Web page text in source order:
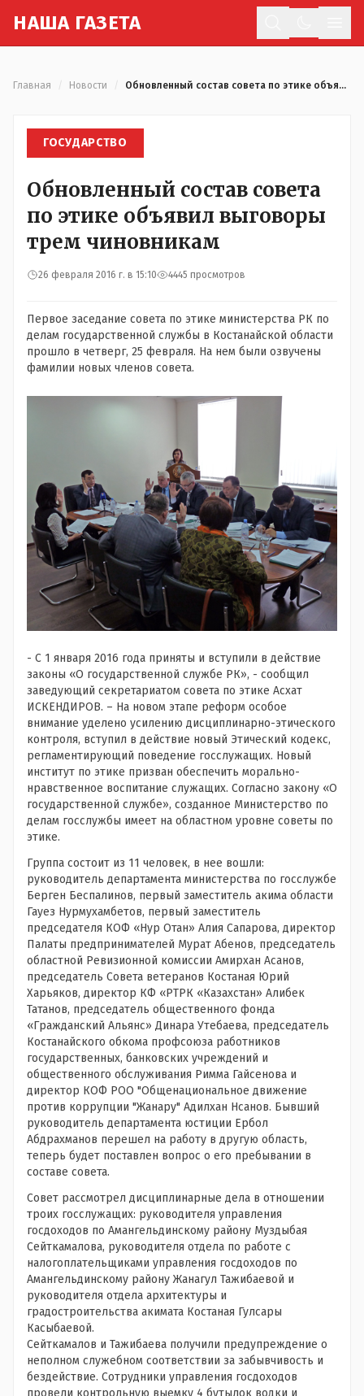
НАША ГАЗЕТА
Главная Новости Обновленный состав совета по этике объявил выговоры трем чиновникам
ГОСУДАРСТВО
Обновленный состав совета
по этике объявил выговоры
трем чиновникам
26 февраля 2016 г. в 15:10 4445 просмотров
Первое заседание совета по этике министерства РК по
делам государственной службы в Костанайской области
прошло в четверг, 25 февраля. На нем были озвучены
фамилии новых членов совета.
- С 1 января 2016 года приняты и вступили в действие
законы «О государственной службе РК», - сообщил
заведующий секретариатом совета по этике Асхат
ИСКЕНДИРОВ. – На новом этапе реформ особое
внимание уделено усилению дисциплинарно-этического
контроля, вступил в действие новый Этический кодекс,
регламентирующий поведение госслужащих. Новый
институт по этике призван обеспечить морально-
нравственное воспитание служащих. Согласно закону «О
государственной службе», созданное Министерство по
делам госслужбы имеет на областном уровне советы по
этике.
Группа состоит из 11 человек, в нее вошли:
руководитель департамента министерства по госслужбе
Берген Беспалинов, первый заместитель акима области
Гауез Нурмухамбетов, первый заместитель
председателя КОФ «Нур Отан» Алия Сапарова, директор
Палаты предпринимателей Мурат Абенов, председатель
областной Ревизионной комиссии Амирхан Асанов,
председатель Совета ветеранов Костаная Юрий
Харьяков, директор КФ «РТРК «Казахстан» Алибек
Татанов, председатель общественного фонда
«Гражданский Альянс» Динара Утебаева, председатель
Костанайского обкома профсоюза работников
государственных, банковских учреждений и
общественного обслуживания Римма Гайсенова и
директор КОФ РОО "Общенациональное движение
против коррупции "Жанару" Адилхан Нсанов. Бывший
руководитель департамента юстиции Ербол
Абдрахманов перешел на работу в другую область,
теперь будет поставлен вопрос о его пребывании в
составе совета.
Совет рассмотрел дисциплинарные дела в отношении
троих госслужащих: руководителя управления
госдоходов по Амангельдинскому району Муздыбая
Сейткамалова, руководителя отдела по работе с
налогоплательщиками управления госдоходов по
Амангельдинскому району Жанагул Тажибаевой и
руководителя отдела архитектуры и
градостроительства акимата Костаная Гулсары
Касыбаевой.
Сейткамалов и Тажибаева получили предупреждение о
неполном служебном соответствии за забывчивость и
бездействие. Сотрудники управления госдоходов
провели контрольную выемку 4 бутылок водки и